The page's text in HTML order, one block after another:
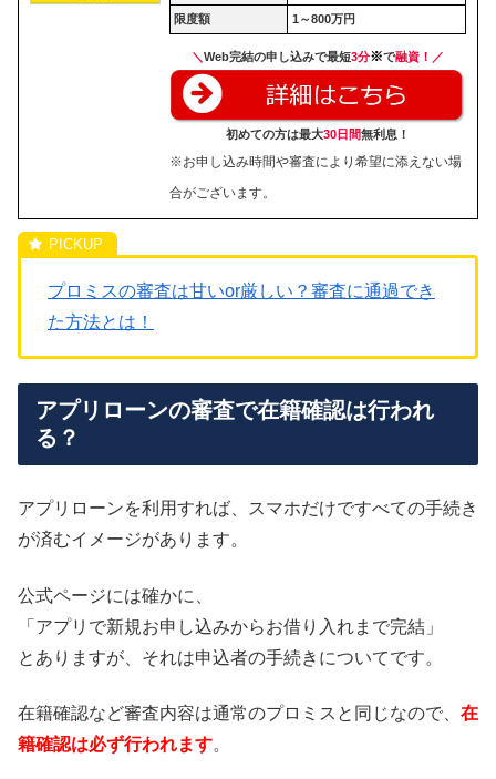
限度額 1～800万円
＼Web完結の申し込みで最短3分※で融資！／
初めての方は最大30日間無利息！
※お申し込み時間や審査により希望に添えない場
合がございます。
プロミスの審査は甘いor厳しい？審査に通過でき
た方法とは！
アプリローンの審査で在籍確認は行われ
る？
アプリローンを利用すれば、スマホだけですべての手続き
が済むイメージがあります。
公式ページには確かに、
「アプリで新規お申し込みからお借り入れまで完結」
とありますが、それは申込者の手続きについてです。
在籍確認など審査内容は通常のプロミスと同じなので、 在
籍確認は必ず行われます。